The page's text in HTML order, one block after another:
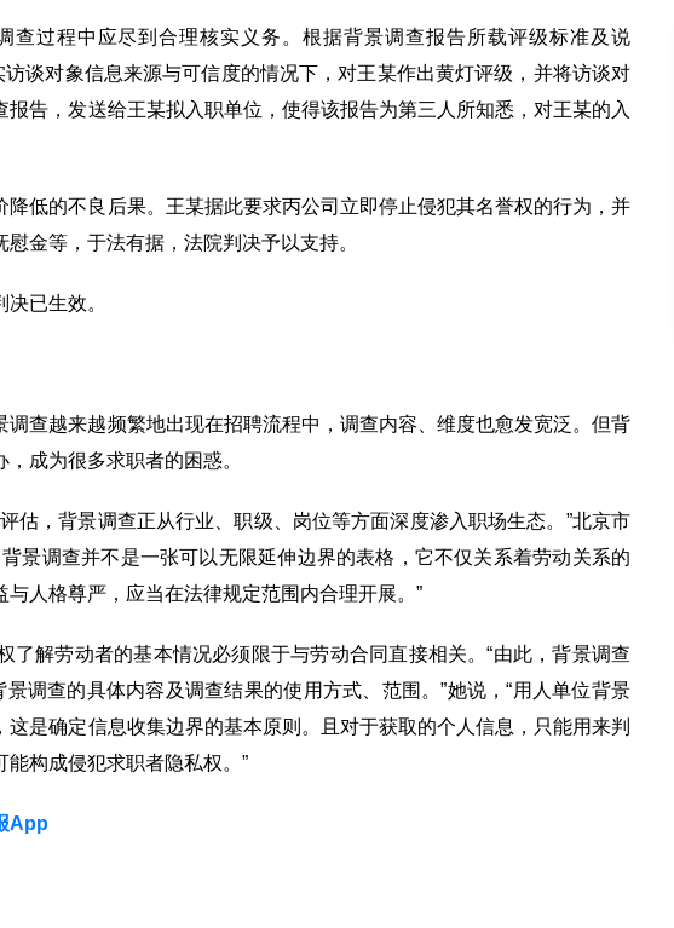
查过程中应尽到合理核实义务。根据背景调查报告所载评级标准及说
谈对象信息来源与可信度的情况下，对王某作出黄灯评级，并将访谈对
告，发送给王某拟入职单位，使得该报告为第三人所知悉，对王某的入
低的不良后果。王某据此要求丙公司立即停止侵犯其名誉权的行为，并
金等，于法有据，法院判决予以支持。
已生效。
查越来越频繁地出现在招聘流程中，调查内容、维度也愈发宽泛。但背
成为很多求职者的困惑。
估，背景调查正从行业、职级、岗位等方面深度渗入职场生态。”北京市
景调查并不是一张可以无限延伸边界的表格，它不仅关系着劳动关系的
人格尊严，应当在法律规定范围内合理开展。”
解劳动者的基本情况必须限于与劳动合同直接相关。“由此，背景调查
调查的具体内容及调查结果的使用方式、范围。”她说，“用人单位背景
是确定信息收集边界的基本原则。且对于获取的个人信息，只能用来判
构成侵犯求职者隐私权。”
App
多图记录｜从北京亦庄到内蒙古巴林右旗，文艺志愿者“